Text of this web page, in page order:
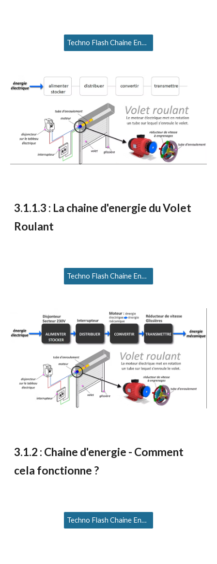
Techno Flash Chaine Energie
3.1.1.3 : La chaine d'energie duVolet
Roulant
Techno Flash Chaine Energie
3.1.2 : Chaine d'energie - Comment
cela fonctionne ?
Techno Flash Chaine Energie